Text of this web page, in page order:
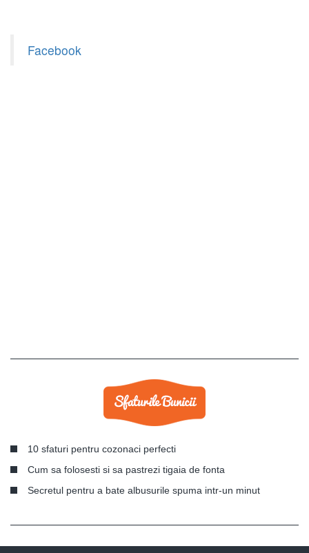
Facebook
10 sfaturi pentru cozonaci perfecti
Cum sa folosesti si sa pastrezi tigaia de fonta
Secretul pentru a bate albusurile spuma intr-un minut